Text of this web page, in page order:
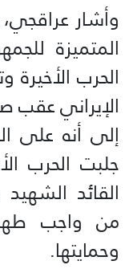
وأشار
المتميزة
الحرب
الإيراني عقب
إلى أنه على
جلبت الحرب
القائد
من واجب
وحمايتها.